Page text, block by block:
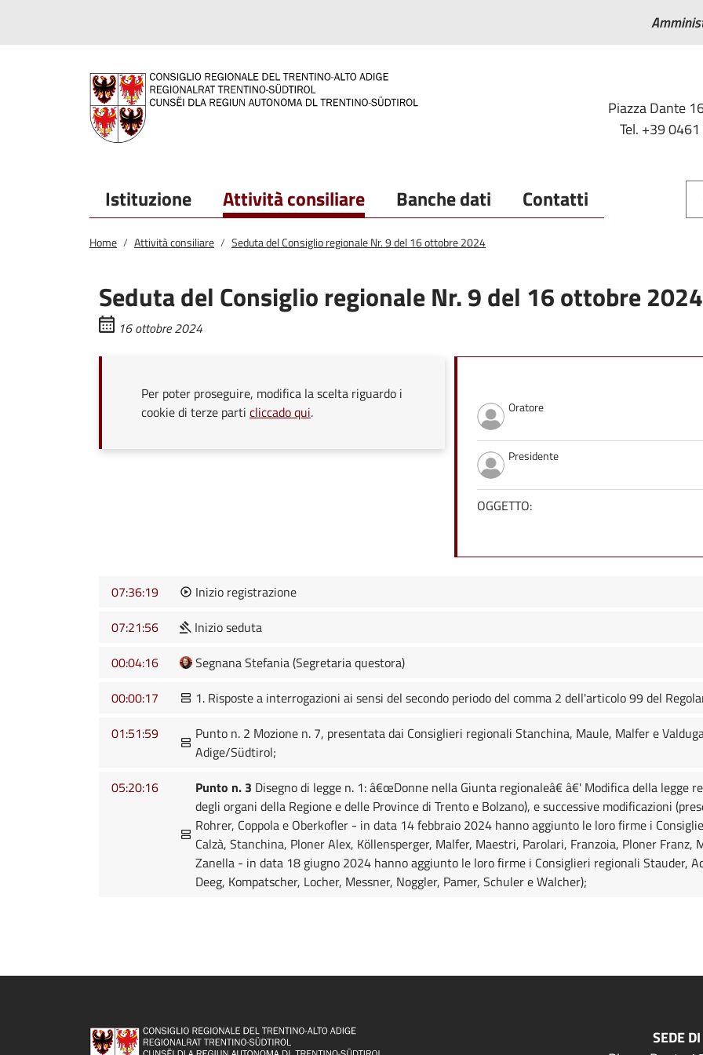
Piazza Dante
Tel. +39
Istituzione Attività consiliare Banche dati Contatti
Home Attività consiliare Seduta del Consiglio regionale Nr. 9 del 16 ottobre 2024
Seduta del Consiglio regionale Nr. 9 del 16 ottobre 2024
16 ottobre 2024
Per poter proseguire, modifica la scelta riguardo i
cookie di terze parti cliccado qui. Oratore
Presidente
OGGETTO:
07:36:19
Inizio registrazione
07:21:56
Inizio seduta
00:04:16
Segnana Stefania (Segretaria questora)
00:00:17
1. Risposte a interrogazioni ai sensi del secondo periodo del comma 2 dell'articolo 99 del
01:51:59
Punto n. 2 Mozione n. 7, presentata dai Consiglieri regionali Stanchina, Maule, Malfer e
Adige/Südtirol;
05:20:16
Punto n. 3 Disegno di legge n. 1: â€œDonne nella Giunta regionaleâ€ â€' Modifica della legge
degli organi della Regione e delle Province di Trento e Bolzano), e successive modificazioni
Rohrer, Coppola e Oberkofler - in data 14 febbraio 2024 hanno aggiunto le loro firme i
Calzà, Stanchina, Ploner Alex, Köllensperger, Malfer, Maestri, Parolari, Franzoia, Ploner Franz,
Zanella - in data 18 giugno 2024 hanno aggiunto le loro firme i Consiglieri regionali Stauder,
Deeg, Kompatscher, Locher, Messner, Noggler, Pamer, Schuler e Walcher);
SEDE